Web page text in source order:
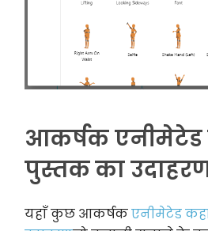
आकर्षक एनीमेटेड
पुस्तक का
यहाँ कुछ आकर्षकएनीमेटेड